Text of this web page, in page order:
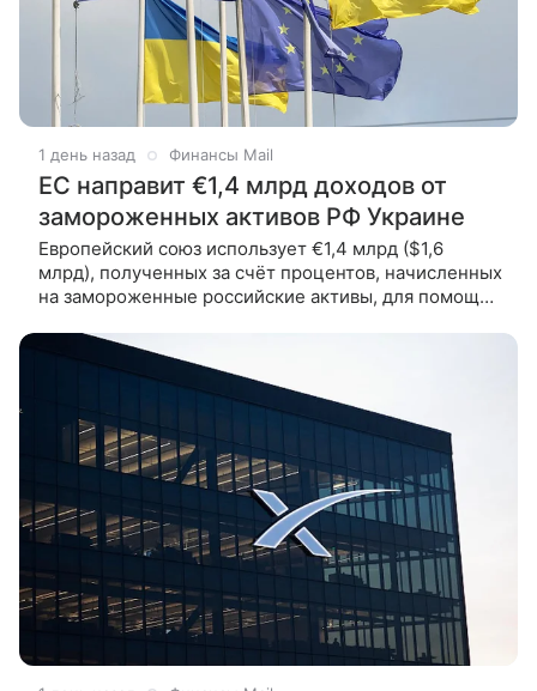
1 день назад Финансы Mail
ЕС направит €1,4 млрд доходов от
замороженных активов РФ Украине
Европейский союз использует €1,4 млрд ($1,6
млрд), полученных за счёт процентов, начисленных
на замороженные российские активы, для помощи
на Европейскую